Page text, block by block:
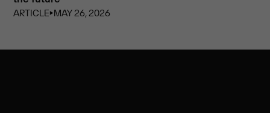
ARTICLE⏵MAY 26, 2026